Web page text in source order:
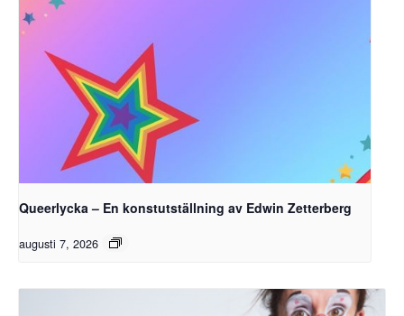
Queerlycka – En konstutställning av Edwin Zetterberg
augusti 7, 2026